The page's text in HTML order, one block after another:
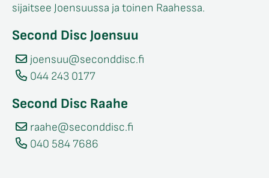
sijaitsee Joensuussa ja toinen Raahessa.
Second Disc Joensuu
joensuu@seconddisc.fi
044 243 0177
Second Disc Raahe
raahe@seconddisc.fi
040 584 7686